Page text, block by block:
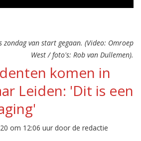
zondag van start gegaan. (Video: Omroep
West / foto's: Rob van Dullemen).
komen in
Leiden: 'Dit is een
om 12:06 uur door de redactie